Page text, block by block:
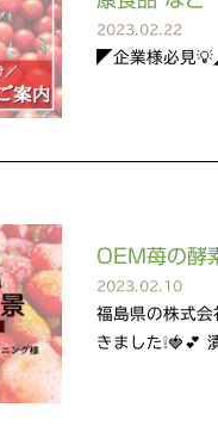
2023.02.22
◤企業様必見
OEM苺の酵
2023.02.10
福島県の株式
きました